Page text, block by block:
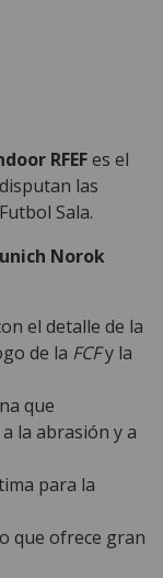
RFEFes el
las
Sala.
Norok
el detalle de la
de la FCFy la
que
la abrasión y a
para la
que ofrece gran